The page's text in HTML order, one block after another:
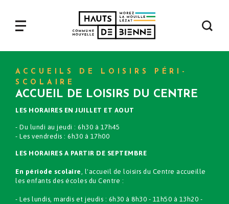
contenu
Navigation
principale
ACCUEILS DE LOISIRS PÉRI-
SCOLAIRE
ACCUEIL DE LOISIRS DU CENTRE
LES HORAIRES EN JUILLET ET AOUT
- Du lundi au jeudi : 6h30 à 17h45
- Les vendredis : 6h30 à 17h00
LES HORAIRES A PARTIR DE SEPTEMBRE
En période scolaire, l'accueil de loisirs du Centre accueille
les enfants des écoles du Centre :
- Les lundis, mardis et jeudis : 6h30 à 8h30 - 11h50 à 13h20 -